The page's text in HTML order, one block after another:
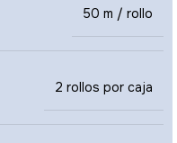
50 m / rollo
2 rollos por caja